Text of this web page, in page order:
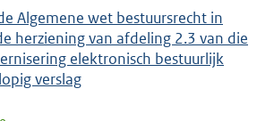
Algemene wet bestuursrecht in
herziening van afdeling 2.3 van die
elektronisch bestuurlijk
verslag